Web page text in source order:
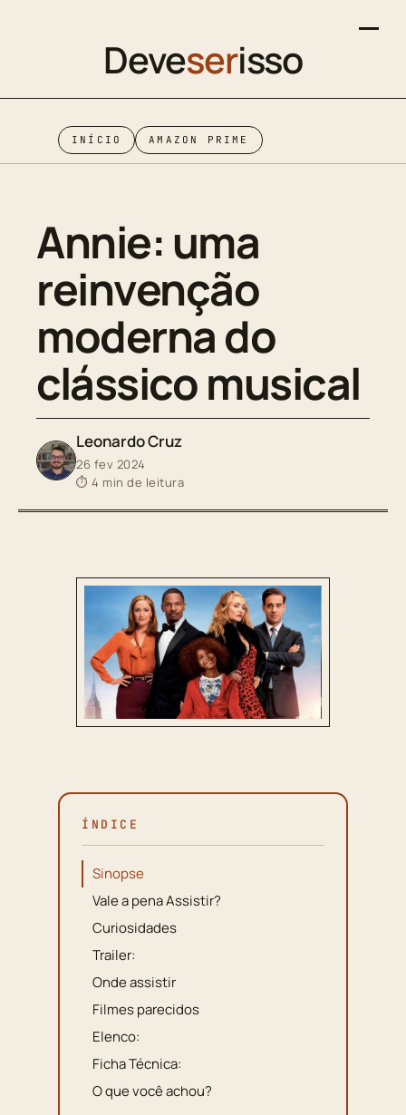
Deveserisso
INÍCIO AMAZON PRIME
Annie: uma
reinvenção
moderna do
clássico musical
Leonardo Cruz
26 fev 2024
⏱ 4 min de leitura
ÍNDICE
Sinopse
Vale a pena Assistir?
Curiosidades
Trailer:
Onde assistir
Filmes parecidos
Elenco:
Ficha Técnica:
O que você achou?